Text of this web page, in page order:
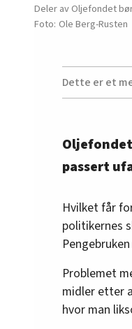
Deler av Oljefondet
Ole Berg-Rusten
Dette er et
passert
Hvilket får
politikernes
Problemet
midler etter
hvor man